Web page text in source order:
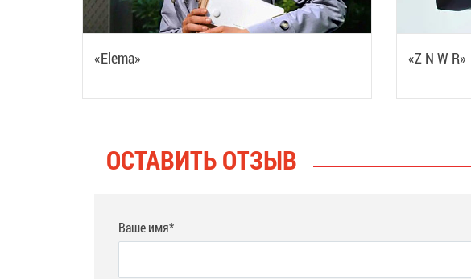
«Elema» «Z N W R»
ОСТАВИТЬ ОТЗЫВ
Ваше имя*